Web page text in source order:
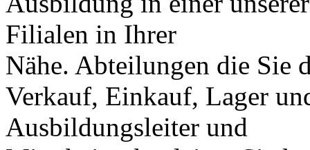
Filialen in Ihrer
Nähe. Abteilungen die Sie
Verkauf, Einkauf, Lager
Ausbildungsleiter und